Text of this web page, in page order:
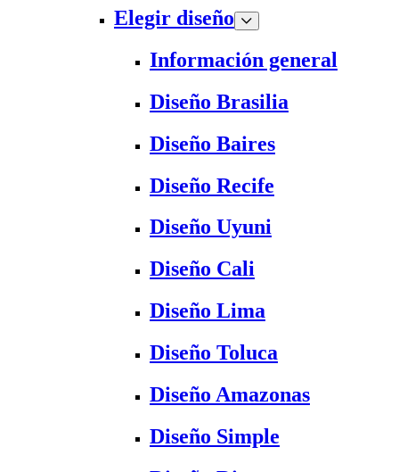
Elegir diseño
Información general
Diseño Brasilia
Diseño Baires
Diseño Recife
Diseño Uyuni
Diseño Cali
Diseño Lima
Diseño Toluca
Diseño Amazonas
Diseño Simple